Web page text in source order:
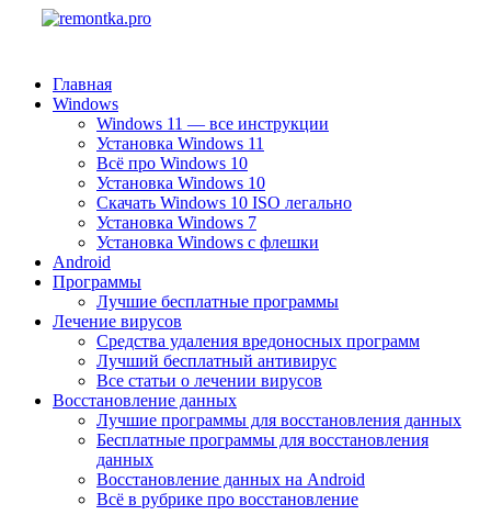
Главная
Windows
Windows 11 — все инструкции
Установка Windows 11
Всё про Windows 10
Установка Windows 10
Скачать Windows 10 ISO легально
Установка Windows 7
Установка Windows с флешки
Android
Программы
Лучшие бесплатные программы
Лечение вирусов
Средства удаления вредоносных программ
Лучший бесплатный антивирус
Все статьи о лечении вирусов
Восстановление данных
Лучшие программы для восстановления данных
Бесплатные программы для восстановления
данных
Восстановление данных на Android
Всё в рубрике про восстановление